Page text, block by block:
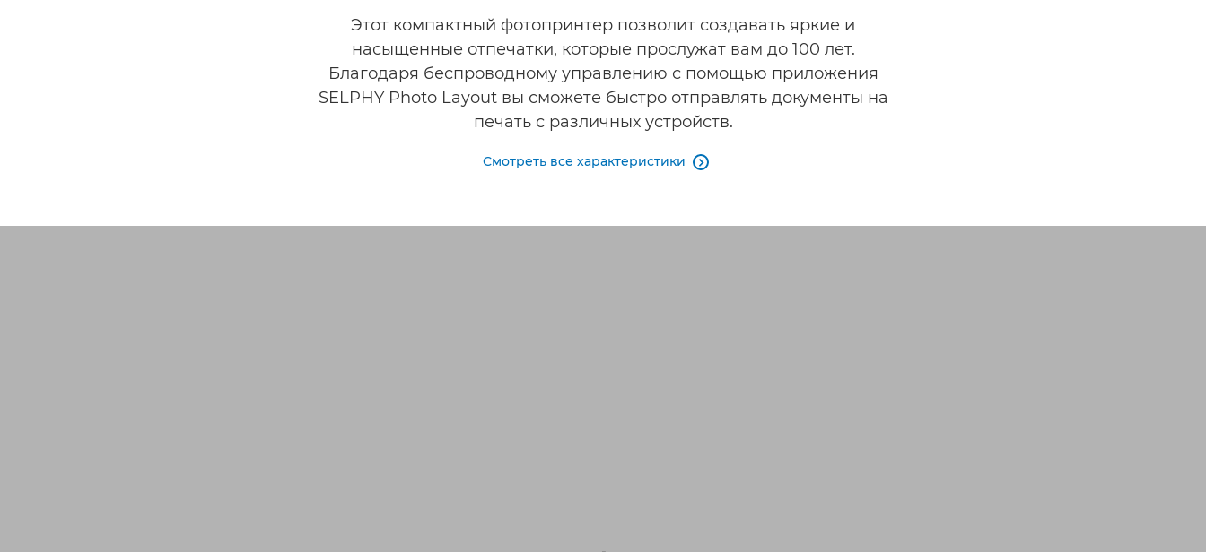
Этот компактный фотопринтер позволит создавать яркие и
насыщенные отпечатки, которые прослужат вам до 100 лет.
Благодаря беспроводному управлению с помощью приложения
SELPHY Photo Layout вы сможете быстро отправлять документы на
печать с различных устройств.
Смотреть все характеристики 